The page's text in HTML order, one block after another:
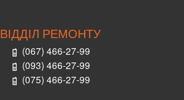
ВІДДІЛ РЕМОНТУ
(067) 466-27-99
(093) 466-27-99
(075) 466-27-99